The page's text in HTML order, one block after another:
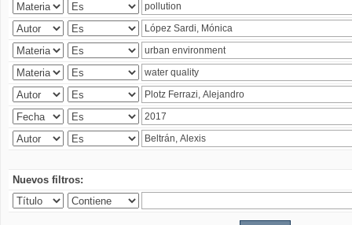
Nuevos filtros: